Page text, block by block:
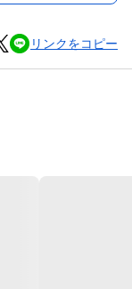
リンクをコピー